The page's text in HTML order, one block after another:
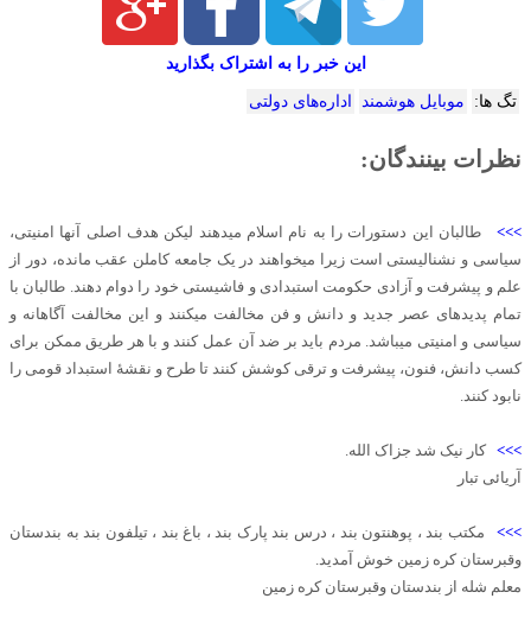
این خبر را به اشتراک بگذارید
تگ ها: موبایل هوشمند اداره‌های دولتی
نظرات بینندگان:
>>> طالبان این دستورات را به نام اسلام میدهند لیکن هدف اصلی آنها امنیتی،
سیاسی و نشنالیستی است زیرا میخواهند در یک جامعه کاملن عقب مانده، دور از
علم و پیشرفت و آزادی حکومت استبدادی و فاشیستی خود را دوام دهند. طالبان با
تمام پدیدهای عصر جدید و دانش و فن مخالفت میکنند و این مخالفت آگاهانه و
سیاسی و امنیتی میباشد. مردم باید بر ضد آن عمل کنند و با هر طریق ممکن برای
کسب دانش، فنون، پیشرفت و ترقی کوشش کنند تا طرح و نقشۀ استبداد قومی را
نابود کنند.
>>>کار نیک شد جزاک الله.
آریائی تبار
>>> مکتب بند ، پوهنتون بند ، درس بند پارک بند ، باغ بند ، تیلفون بند به بندستان
وقبرستان کره زمین خوش آمدید.
معلم شله از بندستان وقبرستان کره زمین